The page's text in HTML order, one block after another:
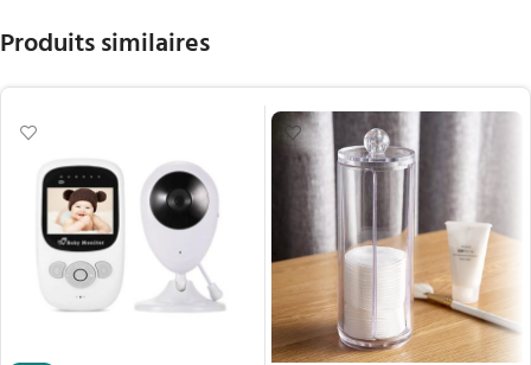
Produits similaires